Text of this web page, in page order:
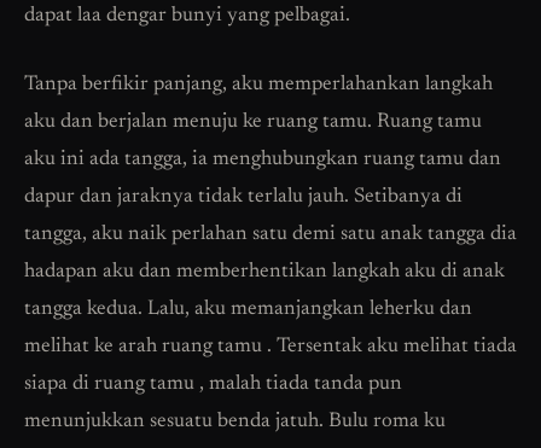
dapat laa dengar bunyi yang pelbagai.
Tanpa berfikir panjang, aku memperlahankan langkah
aku dan berjalan menuju ke ruang tamu. Ruang tamu
aku ini ada tangga, ia menghubungkan ruang tamu dan
dapur dan jaraknya tidak terlalu jauh. Setibanya di
tangga, aku naik perlahan satu demi satu anak tangga dia
hadapan aku dan memberhentikan langkah aku di anak
tangga kedua. Lalu, aku memanjangkan leherku dan
melihat ke arah ruang tamu . Tersentak aku melihat tiada
siapa di ruang tamu , malah tiada tanda pun
menunjukkan sesuatu benda jatuh. Bulu roma ku